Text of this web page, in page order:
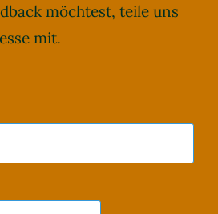
möchtest, teile uns
mit.